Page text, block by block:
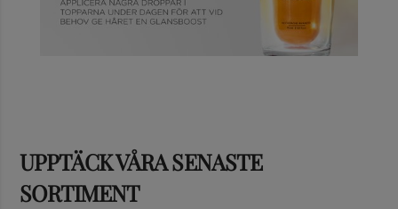
UPPTÄCK VÅRA SENASTE
SORTIMENT